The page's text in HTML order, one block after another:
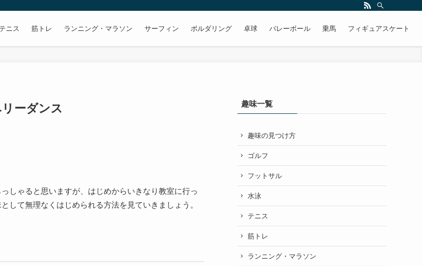
テニス 筋トレ ランニング・マラソン サーフィン ボルダリング 卓球 バレーボール 乗馬 フィギュアスケート
ーダンス
しゃると思いますが、はじめからいきなり教室に行っ
て無理なくはじめられる方法を見ていきましょう。
趣味一覧
趣味の見つけ方
ゴルフ
フットサル
水泳
テニス
筋トレ
ランニング・マラソン